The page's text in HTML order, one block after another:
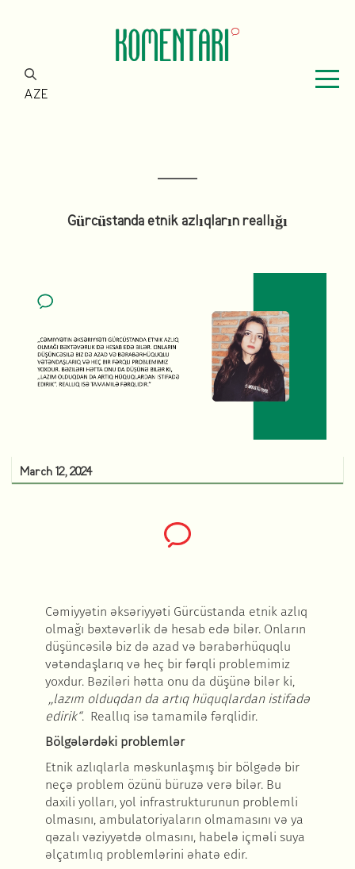
AZE
Gürcüstanda etnik azlıqların reallığı
March 12, 2024
Cəmiyyətin əksəriyyəti Gürcüstanda etnik azlıq
olmağı bəxtəvərlik də hesab edə bilər. Onların
düşüncəsilə biz də azad və bərabərhüquqlu
vətəndaşlarıq və heç bir fərqli problemimiz
yoxdur. Bəziləri hətta onu da düşünə bilər ki,
,,lazım olduqdan da artıq hüquqlardan istifadə
edirik“. Reallıq isə tamamilə fərqlidir.
Bölgələrdəki problemlər
Etnik azlıqlarla məskunlaşmış bir bölgədə bir
neçə problem özünü büruzə verə bilər. Bu
daxili yolları, yol infrastrukturunun problemli
olmasını, ambulatoriyaların olmamasını və ya
qəzalı vəziyyətdə olmasını, habelə içməli suya
əlçatımlıq problemlərini əhatə edir.